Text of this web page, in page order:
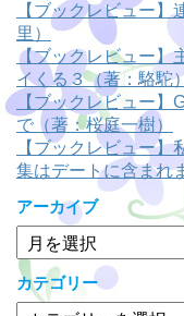
【ブックレビュー
里）
【ブックレビュー】
イくる３（著：駱駝
【ブックレビュー
で（著：桜庭一樹）
【ブックレビュー
集はデートに含まれ
アーカイブ
ア
ー
カ
イ
カテゴリー